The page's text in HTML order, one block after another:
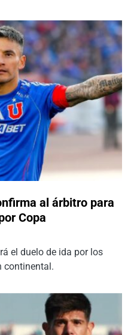
al árbitro para
Copa
el duelo de ida por los
continental.